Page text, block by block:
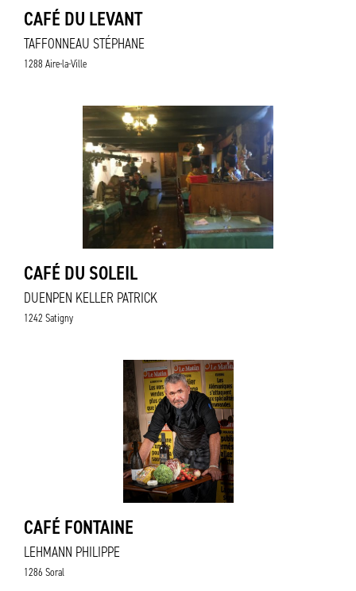
CAFÉ DU LEVANT
TAFFONNEAU STÉPHANE
1288 Aire-la-Ville
CAFÉ DU SOLEIL
DUENPEN KELLER PATRICK
1242 Satigny
CAFÉ FONTAINE
LEHMANN PHILIPPE
1286 Soral